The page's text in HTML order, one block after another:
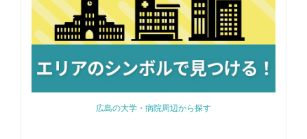
広島の大学・病院周辺から探す